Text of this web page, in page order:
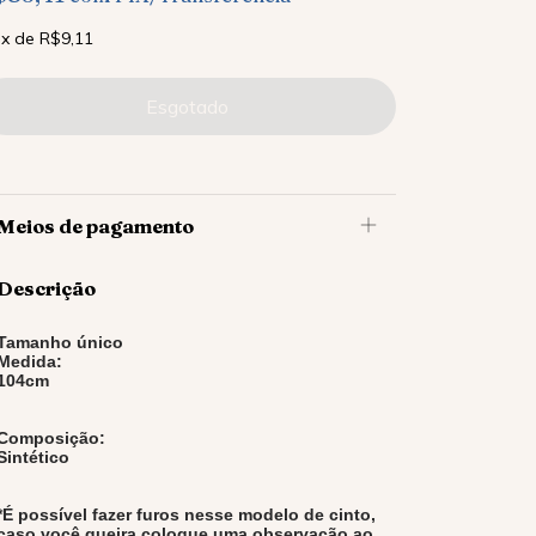
x de R$9,11
de pagamento
único
possível fazer furos nesse modelo de cinto,